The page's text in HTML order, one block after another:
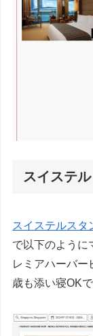
スイステル
スイステルスタ
で以下のように
レミアハーバー
歳も添い寝OKで